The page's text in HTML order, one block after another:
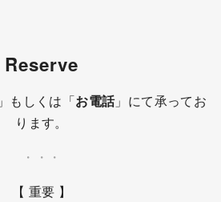
Reserve
」もしくは「お電話」にて承ってお
ります。
・・・
【 重要 】